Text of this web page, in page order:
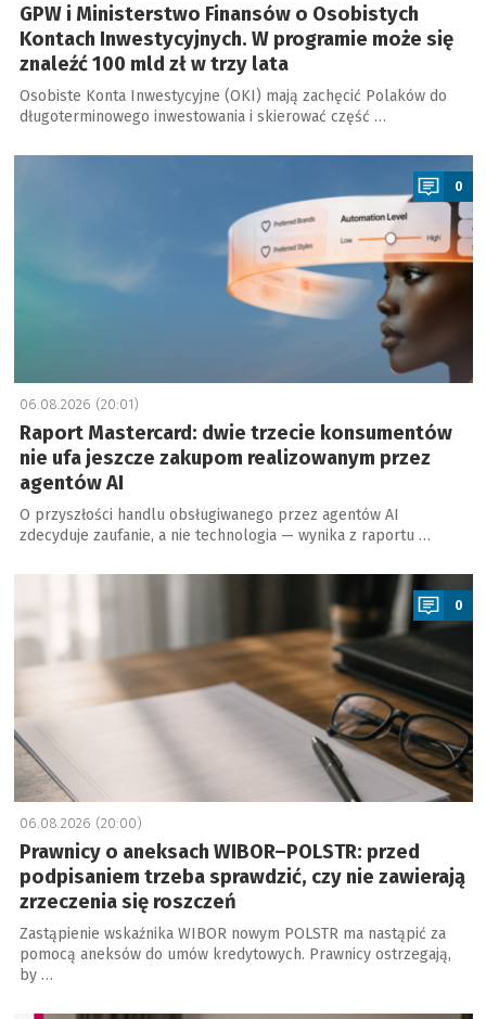
GPW i Ministerstwo Finansów o Osobistych
Kontach Inwestycyjnych. W programie może się
znaleźć 100 mld zł w trzy lata
Osobiste Konta Inwestycyjne (OKI) mają zachęcić Polaków do
długoterminowego inwestowania i skierować część …
a
0
06.08.2026 (20:01)
Raport Mastercard: dwie trzecie konsumentów
nie ufa jeszcze zakupom realizowanym przez
agentów AI
O przyszłości handlu obsługiwanego przez agentów AI
zdecyduje zaufanie, a nie technologia — wynika z raportu …
a
0
06.08.2026 (20:00)
Prawnicy o aneksach WIBOR–POLSTR: przed
podpisaniem trzeba sprawdzić, czy nie zawierają
zrzeczenia się roszczeń
Zastąpienie wskaźnika WIBOR nowym POLSTR ma nastąpić za
pomocą aneksów do umów kredytowych. Prawnicy ostrzegają,
by …